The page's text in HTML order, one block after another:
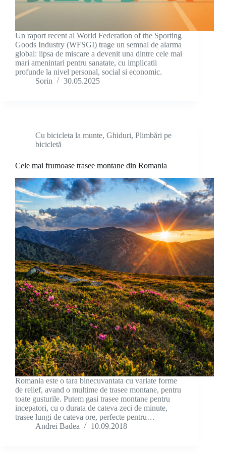
Un raport recent al World Federation of the Sporting
Goods Industry (WFSGI) trage un semnal de alarma
global: lipsa de miscare a devenit una dintre cele mai
mari amenintari pentru sanatate, cu implicatii
profunde la nivel personal, social si economic.
Sorin
30.05.2025
Cu bicicleta la munte, Ghiduri, Plimbări pe
bicicletă
Cele mai frumoase trasee montane din Romania
Romania este o tara binecuvantata cu variate forme
de relief, avand o multime de trasee montane, pentru
toate gusturile. Putem gasi trasee montane pentru
incepatori, cu o durata de cateva zeci de minute,
trasee lungi de cateva ore, perfecte pentru…
Andrei Badea
10.09.2018